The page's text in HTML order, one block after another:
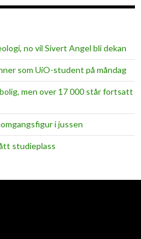
no vil Sivert Angel bli dekan
som UiO-student på måndag
men over 17 000 står fortsatt
i jussen
studieplass